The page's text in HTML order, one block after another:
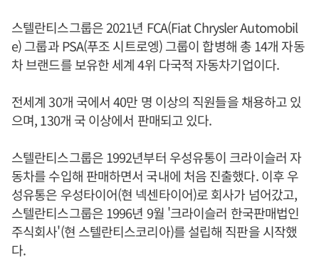
스텔란티스그룹은 2021년 FCA(Fiat Chrysler Automobil
e) 그룹과 PSA(푸조 시트로엥) 그룹이 합병해 총 14개 자동
차 브랜드를 보유한 세계 4위 다국적 자동차기업이다.
전세계 30개 국에서 40만 명 이상의 직원들을 채용하고 있
으며, 130개 국 이상에서 판매되고 있다.
스텔란티스그룹은 1992년부터 우성유통이 크라이슬러 자
동차를 수입해 판매하면서 국내에 처음 진출했다. 이후 우
성유통은 우성타이어(현 넥센타이어)로 회사가 넘어갔고,
스텔란티스그룹은 1996년 9월 '크라이슬러 한국판매법인
주식회사'(현 스텔란티스코리아)를 설립해 직판을 시작했
다.